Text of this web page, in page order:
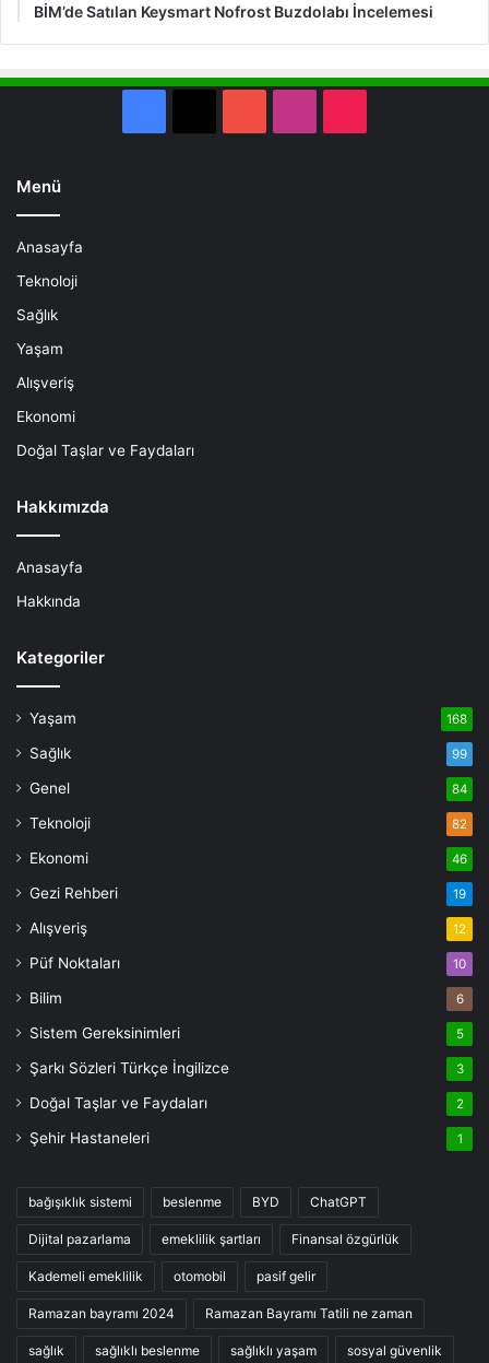
BİM’de Satılan Keysmart Nofrost Buzdolabı İncelemesi
Menü
Anasayfa
Teknoloji
Sağlık
Yaşam
Alışveriş
Ekonomi
Doğal Taşlar ve Faydaları
Hakkımızda
Anasayfa
Hakkında
Kategoriler
Yaşam 168
Sağlık 99
Genel 84
Teknoloji 82
Ekonomi 46
Gezi Rehberi 19
Alışveriş 12
Püf Noktaları 10
Bilim 6
Sistem Gereksinimleri 5
Şarkı Sözleri Türkçe İngilizce 3
Doğal Taşlar ve Faydaları 2
Şehir Hastaneleri 1
bağışıklık sistemi beslenme BYD ChatGPT
Dijital pazarlama emeklilik şartları Finansal özgürlük
Kademeli emeklilik otomobil pasif gelir
Ramazan bayramı 2024 Ramazan Bayramı Tatili ne zaman
sağlık sağlıklı beslenme sağlıklı yaşam sosyal güvenlik